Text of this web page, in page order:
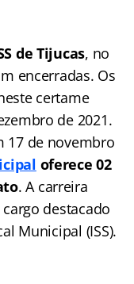
de Tijucas, no
encerradas. Os
certame
de 2021.
17 de novembro
oferece 02
. A carreira
destacado
Municipal (ISS).